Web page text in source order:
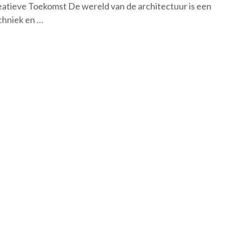
Toekomst De wereld van de architectuur is een
en …